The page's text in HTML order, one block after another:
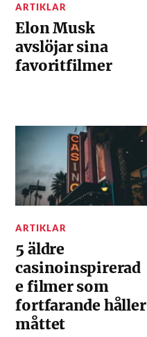
ARTIKLAR
Elon Musk
avslöjar sina
favoritfilmer
ARTIKLAR
5 äldre
casinoinspirerad
e filmer som
fortfarande håller
måttet